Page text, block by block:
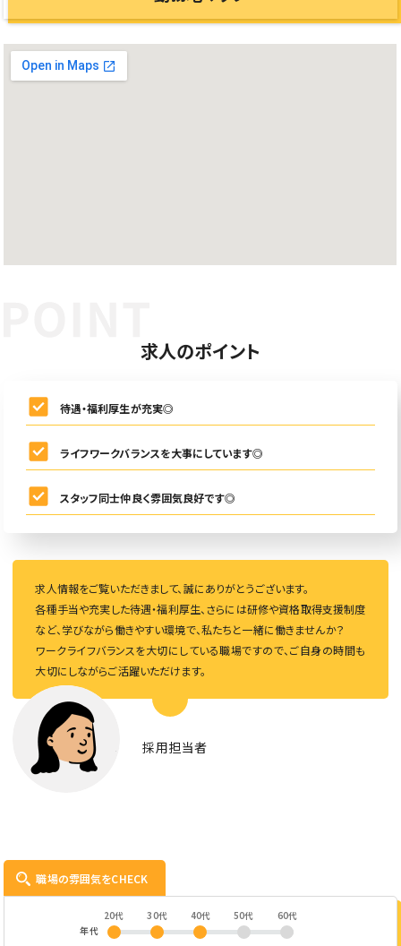
求人のポイント
待遇・福利厚生が充実◎
ライフワークバランスを大事にしています◎
スタッフ同士仲良く雰囲気良好です◎
採用担当者
求人情報をご覧いただきまして、誠にありがとうございます。
各種手当や充実した待遇・福利厚生、さらには研修や資格取得支援制度
など、学びながら働きやすい環境で、私たちと一緒に働きませんか？
ワークライフバランスを大切にしている職場ですので、ご自身の時間も
大切にしながらご活躍いただけます。
職場の雰囲気をCHECK
年代
20代 30代 40代 50代 60代